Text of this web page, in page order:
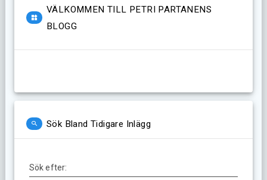
VÄLKOMMEN TILL PETRI PARTANENS
BLOGG
Sök Bland Tidigare Inlägg
Sök efter: